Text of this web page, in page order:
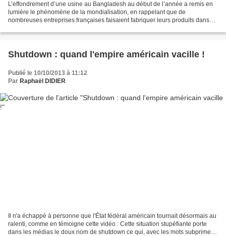
L’effondrement d’une usine au Bangladesh au début de l’année a remis en
lumière le phénomène de la mondialisation, en rappelant que de
nombreuses entreprises françaises faisaient fabriquer leurs produits dans
Shutdown : quand l'empire américain vacille !
Publié le 10/10/2013 à 11:12
Par Raphaël DIDIER
Il n'a échappé à personne que l'État fédéral américain tournait désormais au
ralenti, comme en témoigne cette vidéo : Cette situation stupéfiante porte
dans les médias le doux nom de shutdown ce qui, avec les mots subprimes